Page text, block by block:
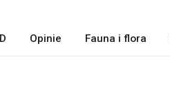
Opinie Fauna i flora